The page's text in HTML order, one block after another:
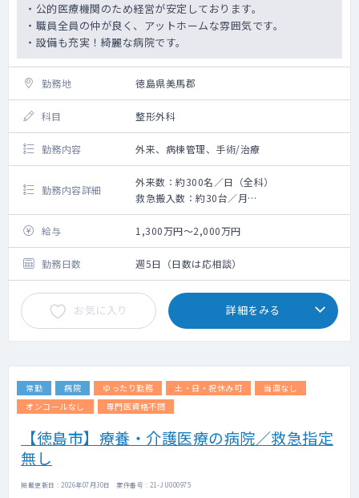
・公的医療機関のため経営が安定しております。
・職員全員の仲が良く、アットホームな雰囲気です。
・設備も充実！綺麗な病院です。
勤務地 徳島県美馬郡
科目 整形外科
勤務内容 外来、病棟管理、手術/治療
勤務内容詳細
外来数：約300名／日（全科）
救急搬入数：約30台／月
手術数：約500件／年（外科、産婦人科、泌
尿器科）
給与 1,300万円～2,000万円
勤務日数 週5日（日数は応相談）
お気に入り 詳細をみる
常勤 病院 ゆったり勤務 土・日・祝休み可
当直なし
オンコールなし
専門医資格不問
【徳島市】療養・介護医療の病院／救急指定
無し
掲載更新日 : 2026年07月30日 案件番号 : 21-JU000975